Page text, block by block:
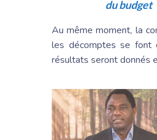
du budget
Au même moment, la
les décomptes se font
résultats seront donnés